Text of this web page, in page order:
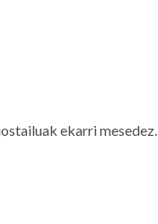
ekarri mesedez.